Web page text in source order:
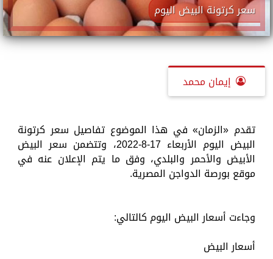
سعر كرتونة البيض اليوم
إيمان محمد
تقدم «الزمان» في هذا الموضوع تفاصيل سعر كرتونة
البيض اليوم الأربعاء 17-8-2022، وتتضمن سعر البيض
الأبيض والأحمر والبلدي، وفق ما يتم الإعلان عنه في
موقع بورصة الدواجن المصرية.
وجاءت أسعار البيض اليوم كالتالي:
أسعار البيض